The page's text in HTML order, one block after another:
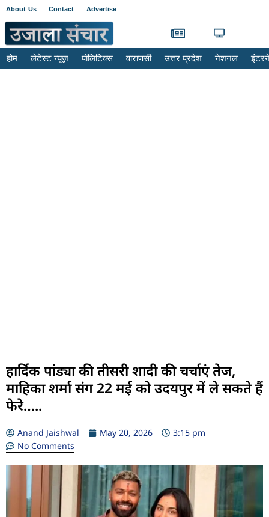
About Us Contact Advertise
होम लेटेस्ट न्यूज़ पॉलिटिक्स वाराणसी उत्तर प्रदेश नेशनल
हार्दिक पांड्या की तीसरी शादी की चर्चाएं तेज,
माहिका शर्मा संग 22 मई को उदयपुर में ले सकते हैं
फेरे…..
Anand Jaishwal May 20, 2026
3:15 pm
No Comments